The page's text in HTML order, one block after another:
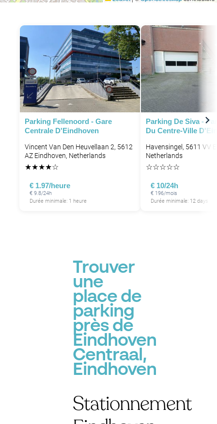
Parking Fellenoord - Gare
Centrale D'Eindhoven
Vincent Van Den Heuvellaan 2, 5612
AZ Eindhoven, Netherlands
★★★★☆
€ 1.97/heure
€ 9.8/24h
Durée minimale: 1 heure
Parking De Siva -
Du Centre-Ville
Havensingel, 5611 VV
Netherlands
☆☆☆☆☆
€ 10/24h
€ 196/mois
Durée minimale: 12 days
Trouver
une
place de
parking
près de
Eindhoven
Centraal,
Eindhoven
Stationnement